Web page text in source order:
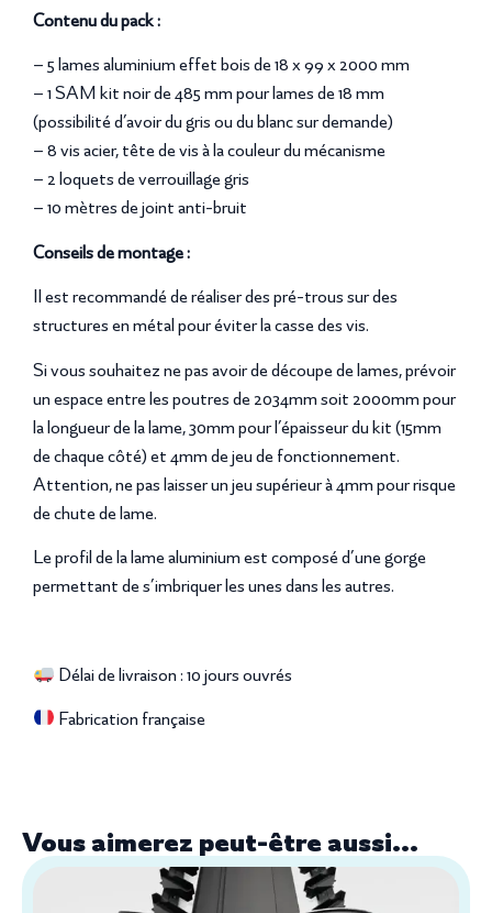
Contenu du pack :
– 5 lames aluminium effet bois de 18 x 99 x 2000 mm
– 1 SAM kit noir de 485 mm pour lames de 18 mm
(possibilité d’avoir du gris ou du blanc sur demande)
– 8 vis acier, tête de vis à la couleur du mécanisme
– 2 loquets de verrouillage gris
– 10 mètres de joint anti-bruit
Conseils de montage :
Il est recommandé de réaliser des pré-trous sur des
structures en métal pour éviter la casse des vis.
Si vous souhaitez ne pas avoir de découpe de lames, prévoir
un espace entre les poutres de 2034mm soit 2000mm pour
la longueur de la lame, 30mm pour l’épaisseur du kit (15mm
de chaque côté) et 4mm de jeu de fonctionnement.
Attention, ne pas laisser un jeu supérieur à 4mm pour risque
de chute de lame.
Le profil de la lame aluminium est composé d’une gorge
permettant de s’imbriquer les unes dans les autres.
Délai de livraison : 10 jours ouvrés
Fabrication française
Vous aimerez peut-être aussi...